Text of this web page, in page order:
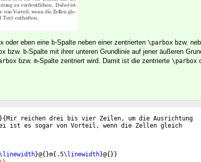
oder eben eine b-Spalte neben einer zentrierten \parbox bzw.
bzw. b-Spalte mit ihrer unteren Grundlinie auf jener äußeren
bzw. m-Spalte zentriert wird. Damit ist die zentrierte \parbox
}{ Mir reichen drei bis vier Zeilen, um die Ausrichtung
ist es sogar von Vorteil, wenn die Zellen gleich
}@{ }m{ .5\linewidth}@{ }}